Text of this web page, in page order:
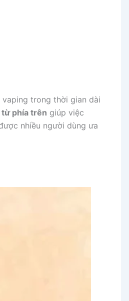
trong thời gian dài
từ phía trên giúp việc
nhiều người dùng ưa